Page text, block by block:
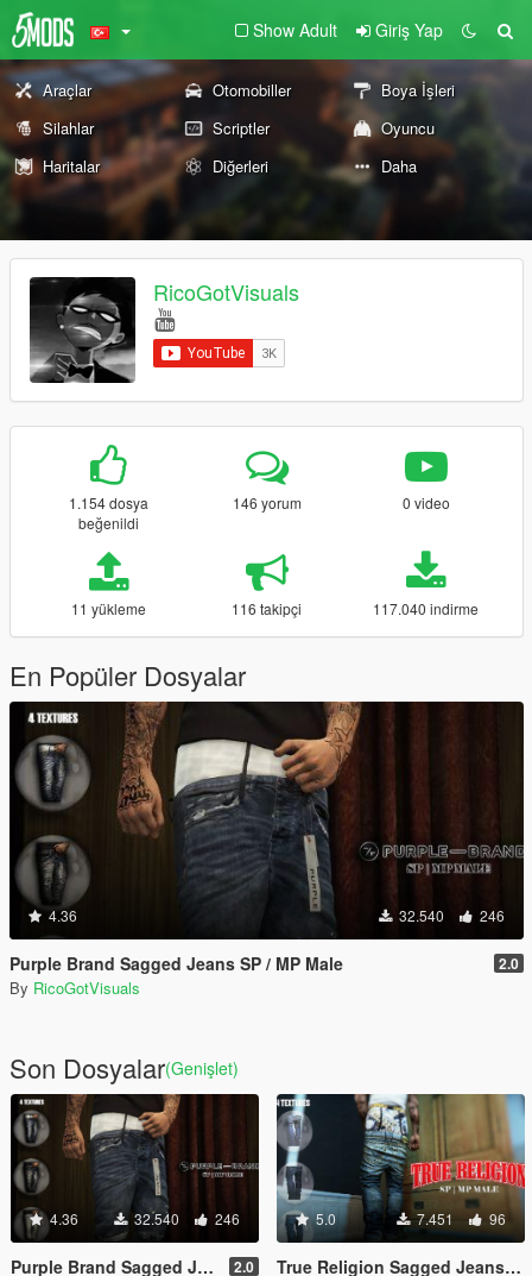
Show Adult Giriş Yap
Araçlar Otomobiller
Boya İşleri
Silahlar
Scriptler
Oyuncu
Haritalar
Diğerleri Daha
RicoGotVisuals
1.154 dosya
beğenildi
146 yorum 0 video
11 yükleme 116 takipçi 117.040 indirme
En Popüler Dosyalar
4.36 32.540 246
Purple Brand Sagged Jeans SP / MP Male 2.0
By RicoGotVisuals
Son Dosyalar(Genişlet)
4.36 32.540 246
Purple Brand Sagged Jeans SP / MP Male 2.0
5.0 7.451 96
True Religion Sagged Jeans SP / MP Male